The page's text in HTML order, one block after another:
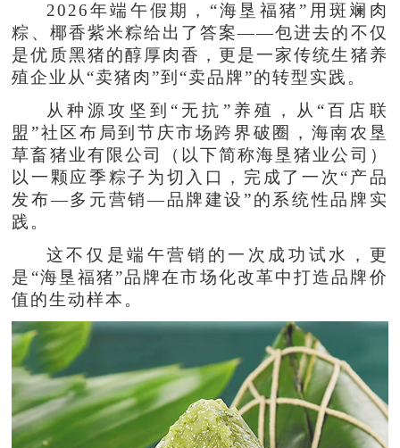
2026年端午假期，“海垦福猪”用斑斓肉
粽、椰香紫米粽给出了答案——包进去的不仅
是优质黑猪的醇厚肉香，更是一家传统生猪养
殖企业从“卖猪肉”到“卖品牌”的转型实践。
从种源攻坚到“无抗”养殖，从“百店联
盟”社区布局到节庆市场跨界破圈，海南农垦
草畜猪业有限公司（以下简称海垦猪业公司）
以一颗应季粽子为切入口，完成了一次“产品
发布—多元营销—品牌建设”的系统性品牌实
践。
这不仅是端午营销的一次成功试水，更
是“海垦福猪”品牌在市场化改革中打造品牌价
值的生动样本。